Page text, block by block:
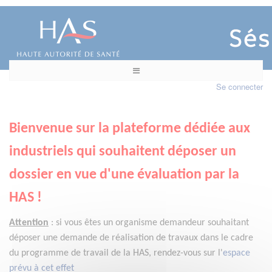
Se connecter
Bienvenue sur la plateforme dédiée aux
industriels qui souhaitent déposer un
dossier en vue d'une évaluation par la
HAS !
Attention : si vous êtes un organisme demandeur souhaitant
déposer une demande de réalisation de travaux dans le cadre
du programme de travail de la HAS, rendez-vous sur l'espace
prévu à cet effet